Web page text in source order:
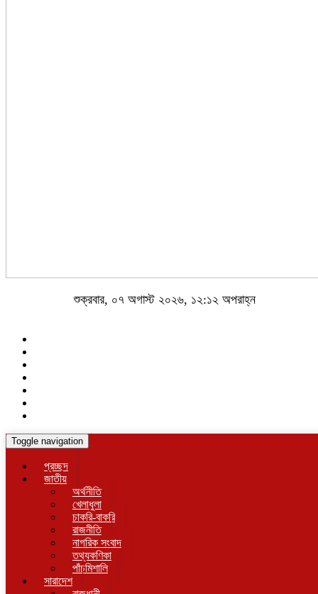
শুক্রবার, ০৭ অগাস্ট ২০২৬, ১২:১২ অপরাহ্ন
Toggle navigation
প্রচ্ছদ
জাতীয়
অর্থনীতি
খেলাধুলা
চাকরি-বাকরি
রাজনীতি
নাগরিক সংবাদ
তথ্যকণিকা
পাঁচমিশালি
সারাদেশ